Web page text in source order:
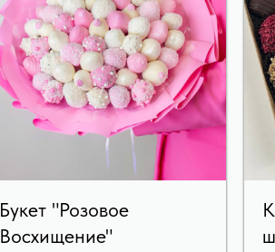
Букет "Розовое
Восхищение"